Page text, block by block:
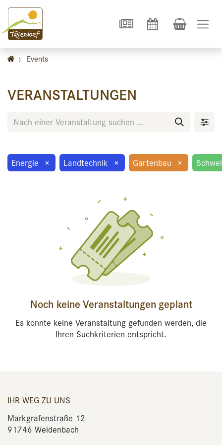
› Events
VERANSTALTUNGEN
Energie × Landtechnik × Gartenbau ×
Noch keine Veranstaltungen geplant
Es konnte keine Veranstaltung gefunden werden, die
Ihren Suchkriterien entspricht.
IHR WEG ZU UNS
Markgrafenstraße 12
91746 Weidenbach